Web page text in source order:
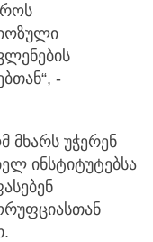
-
მხარს უჭერენ
ინსტიტუტებსა